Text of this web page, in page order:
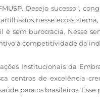
Desejo sucesso”,
nesse
sem burocracia. Nesse
à competitividade da
Institucionais da
centros de excelência
para os brasileiros.